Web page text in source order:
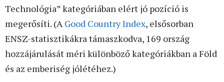
Technológia” kategóriában elért jó pozíció is
megerősíti. (A Good Country Index, elsősorban
ENSZ-statisztikákra támaszkodva, 169 ország
hozzájárulását méri különböző kategóriákban a Föld
és az emberiség jólétéhez.)